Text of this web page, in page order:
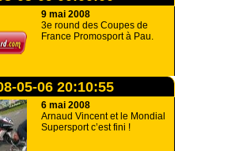
9 mai 2008
3e round des Coupes de
France Promosport à Pau.
05-06 20:10:55
6 mai 2008
Arnaud Vincent et le Mondial
Supersport c’est fini !